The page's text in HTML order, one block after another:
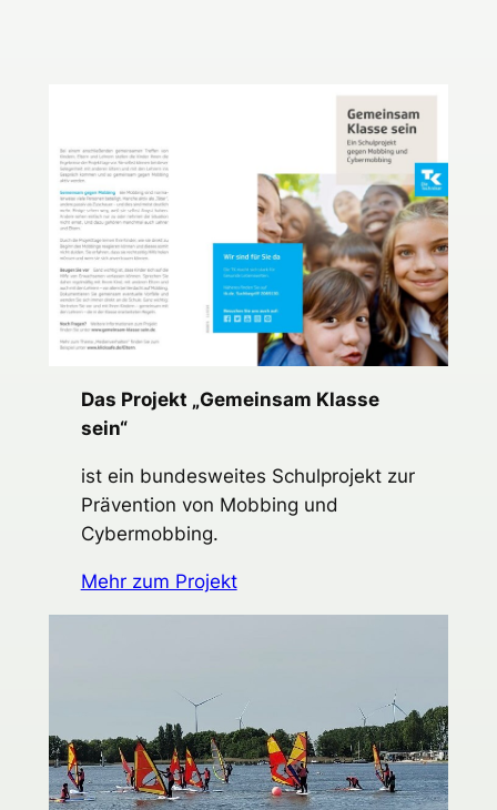
Das Projekt „Gemeinsam Klasse
sein“
ist ein bundesweites Schulprojekt zur
Prävention von Mobbing und
Cybermobbing.
Mehr zum Projekt